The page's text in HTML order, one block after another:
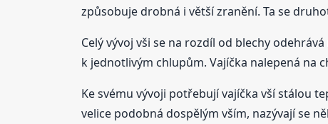
způsobuje drobná i větší zranění. Ta se
Celý vývoj vši se na rozdíl od blechy
k jednotlivým chlupům. Vajíčka nalepená na
Ke svému vývoji potřebují vajíčka vší stálou
velice podobná dospělým vším, nazývají se